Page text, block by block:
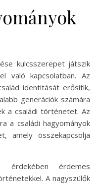
kulcsszerepet játszik
való kapcsolatban. Az
identitását erősítik,
generációk számára
a családi történetet. Az
a családi hagyományok
amely összekapcsolja
érdekében érdemes
A nagyszülők